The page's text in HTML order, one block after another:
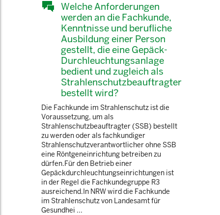
Welche Anforderungen
werden an die Fachkunde,
Kenntnisse und berufliche
Ausbildung einer Person
gestellt, die eine Gepäck-
Durchleuchtungsanlage
bedient und zugleich als
Strahlenschutzbeauftragter
bestellt wird?
Die Fachkunde im Strahlenschutz ist die
Voraussetzung, um als
Strahlenschutzbeauftragter (SSB) bestellt
zu werden oder als fachkundiger
Strahlenschutzverantwortlicher ohne SSB
eine Röntgeneinrichtung betreiben zu
dürfen.Für den Betrieb einer
Gepäckdurchleuchtungseinrichtungen ist
in der Regel die Fachkundegruppe R3
ausreichend.In NRW wird die Fachkunde
im Strahlenschutz von Landesamt für
Gesundhei ...